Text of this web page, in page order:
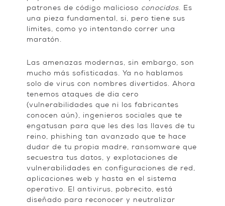
patrones de código malicioso conocidos. Es
una pieza fundamental, sí, pero tiene sus
límites, como yo intentando correr una
maratón.
Las amenazas modernas, sin embargo, son
mucho más sofisticadas. Ya no hablamos
solo de virus con nombres divertidos. Ahora
tenemos ataques de día cero
(vulnerabilidades que ni los fabricantes
conocen aún), ingenieros sociales que te
engatusan para que les des las llaves de tu
reino, phishing tan avanzado que te hace
dudar de tu propia madre, ransomware que
secuestra tus datos, y explotaciones de
vulnerabilidades en configuraciones de red,
aplicaciones web y hasta en el sistema
operativo. El antivirus, pobrecito, está
diseñado para reconocer y neutralizar